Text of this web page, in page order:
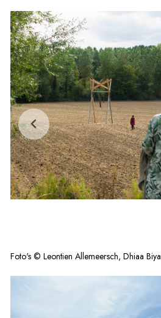
Foto's © Leontien Allemeersch, Dhiaa Biya